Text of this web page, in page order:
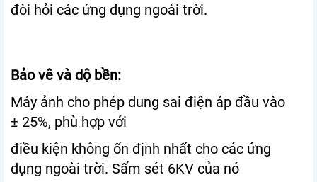
đòi hỏi các ứng dụng ngoài trời.
Bảo vê và dộ bền:
Máy ảnh cho phép dung sai điện áp đầu vào
± 25%, phù hợp với
điều kiện không ổn định nhất cho các ứng
dụng ngoài trời. Sấm sét 6KV của nó